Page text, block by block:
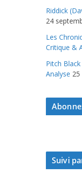
Riddick
24
Les
Critique &
Pitch
Analyse
Suivi